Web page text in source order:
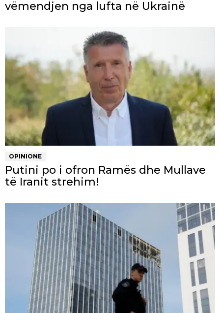
vëmendjen nga lufta në Ukrainë
OPINIONE
Putini po i ofron Ramës dhe Mullave
të Iranit strehim!